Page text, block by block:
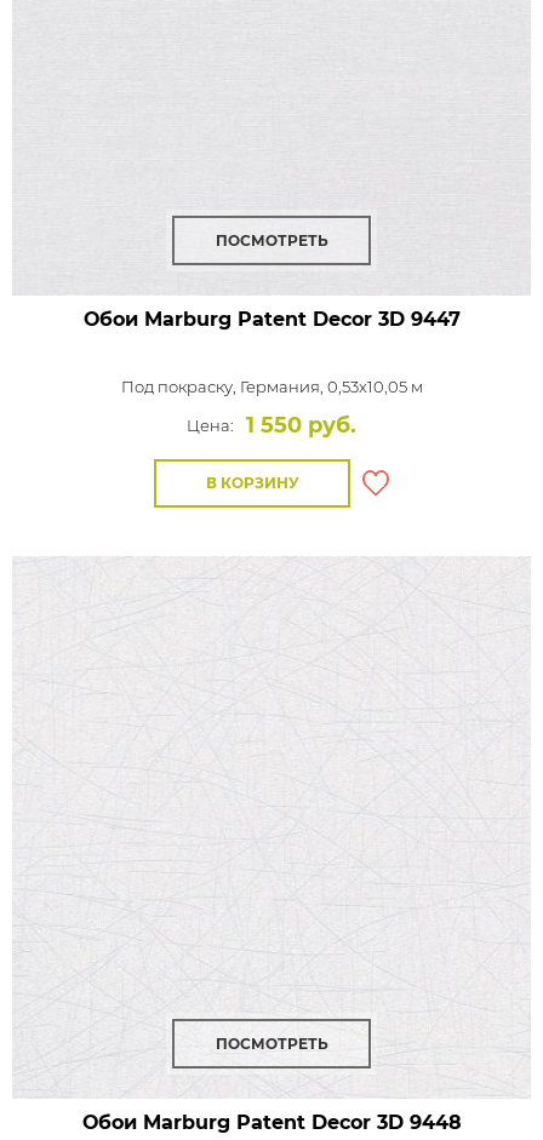
ПОСМОТРЕТЬ
Обои Marburg Patent Decor 3D9447
Под покраску, Германия, 0,53x10,05 м
Цена:
1 550 руб.
В КОРЗИНУ
ПОСМОТРЕТЬ
Обои Marburg Patent Decor 3D9448